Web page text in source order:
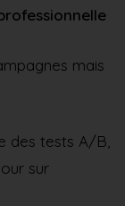
mais
des tests A/B,
sur